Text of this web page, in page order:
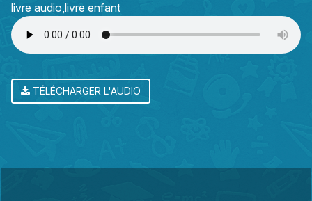
livre audio livre enfant
TÉLÉCHARGER L'AUDIO